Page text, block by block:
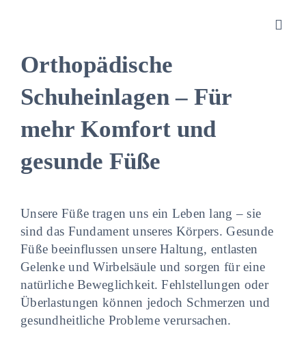
Orthopädietechnik
Rehatechnik
Homecare
Produkte
Über uns
Orthopädische
Schuheinlagen – Für
mehr Komfort und
gesunde Füße
Unsere Füße tragen uns ein Leben lang – sie
sind das Fundament unseres Körpers. Gesunde
Füße beeinflussen unsere Haltung, entlasten
Gelenke und Wirbelsäule und sorgen für eine
natürliche Beweglichkeit. Fehlstellungen oder
Überlastungen können jedoch Schmerzen und
gesundheitliche Probleme verursachen.